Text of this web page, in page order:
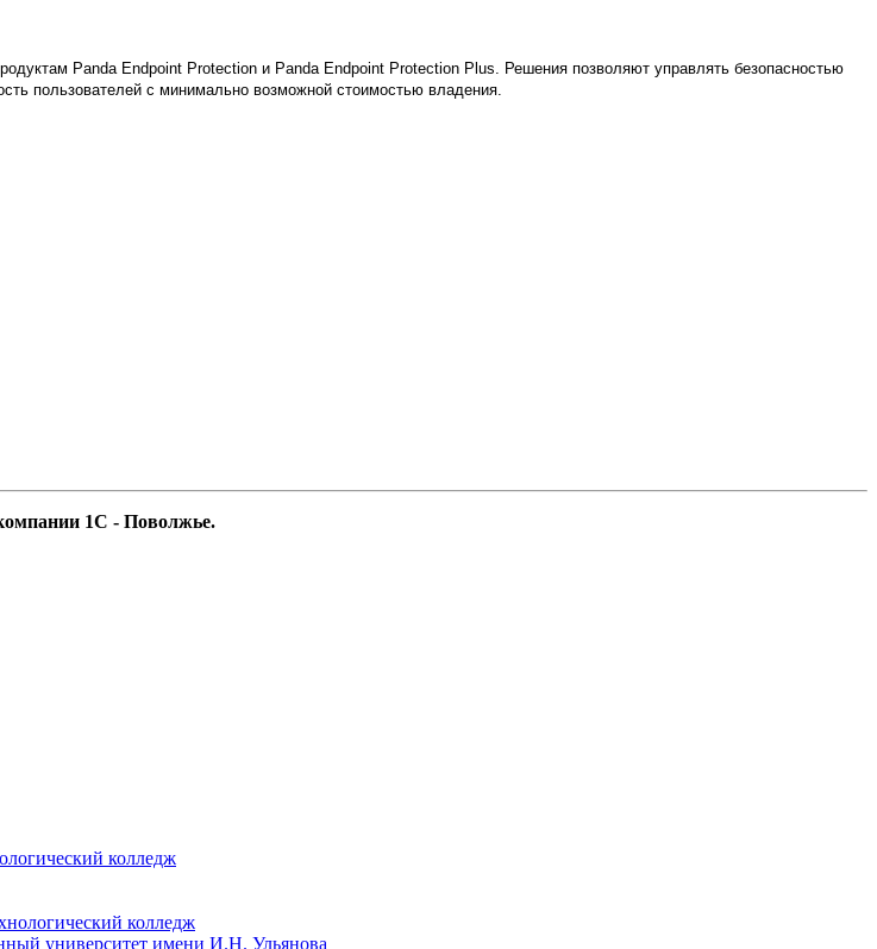
Panda Endpoint Protection и Panda Endpoint Protection Plus
Решения позволяют управлять безопасностью
пользователей с минимально возможной стоимостью владения.
1С - Поволжье.
колледж
университет имени И.Н. Ульянова